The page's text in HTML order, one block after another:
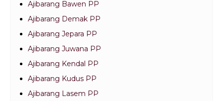
Ajibarang Bawen PP
Ajibarang Demak PP
Ajibarang Jepara PP
Ajibarang Juwana PP
Ajibarang Kendal PP
Ajibarang Kudus PP
Ajibarang Lasem PP